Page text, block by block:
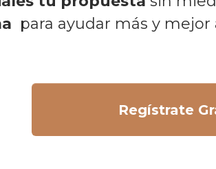
para ayudar más y mejor
Regístrate